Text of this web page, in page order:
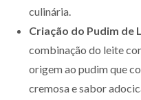
culinária.
Criação do Pudim de
combinação do leite
origem ao pudim que
cremosa e sabor